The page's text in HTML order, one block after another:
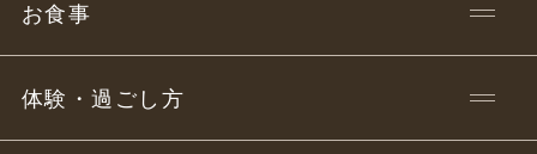
お食事
体験・過ごし方